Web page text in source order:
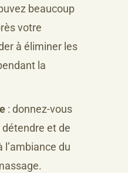
beaucoup
votre
à éliminer les
la
: donnez-vous
détendre et de
du